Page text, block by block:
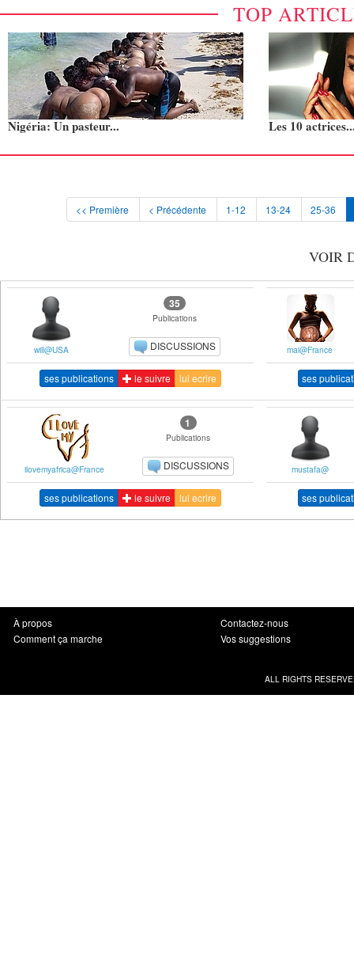
TOP
Nigéria: Un pasteur... Les 10
<< Première < Précédente 1-12 13-24 25-36
VOIR
will@USA
35
Publications
DISCUSSIONS
ses publications le suivre lui ecrire
mai@France
ses
ilovemyafrica@France
1
Publications
DISCUSSIONS
ses publications le suivre lui ecrire
mustafa@
ses
À propos
Comment ça marche
Contactez-nous
Vos suggestions
ALL RIGHTS